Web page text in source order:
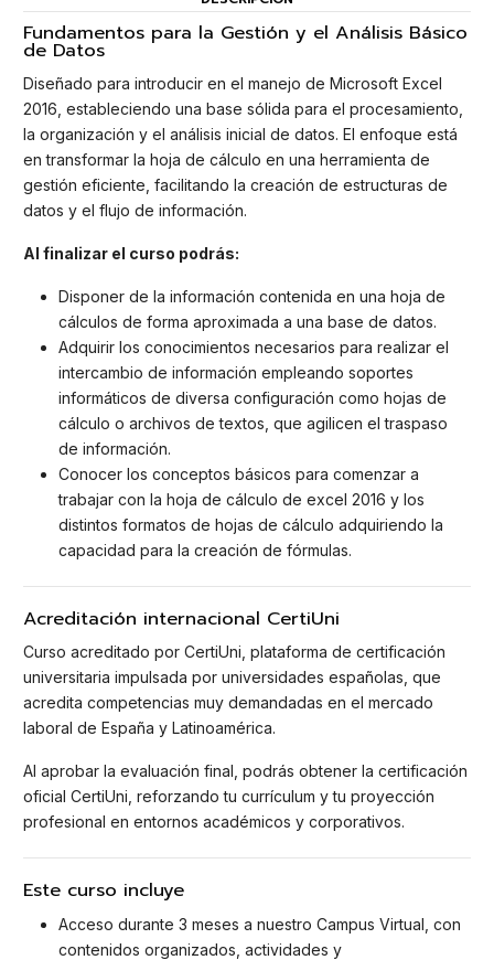
Fundamentos para la Gestión y el Análisis Básico
de Datos
Diseñado para introducir en el manejo de Microsoft Excel
2016, estableciendo una base sólida para el procesamiento,
la organización y el análisis inicial de datos. El enfoque está
en transformar la hoja de cálculo en una herramienta de
gestión eficiente, facilitando la creación de estructuras de
datos y el flujo de información.
Al finalizar el curso podrás:
Disponer de la información contenida en una hoja de
cálculos de forma aproximada a una base de datos.
Adquirir los conocimientos necesarios para realizar el
intercambio de información empleando soportes
informáticos de diversa configuración como hojas de
cálculo o archivos de textos, que agilicen el traspaso
de información.
Conocer los conceptos básicos para comenzar a
trabajar con la hoja de cálculo de excel 2016 y los
distintos formatos de hojas de cálculo adquiriendo la
capacidad para la creación de fórmulas.
Acreditación internacional CertiUni
Curso acreditado por CertiUni, plataforma de certificación
universitaria impulsada por universidades españolas, que
acredita competencias muy demandadas en el mercado
laboral de España y Latinoamérica.
Al aprobar la evaluación final, podrás obtener la certificación
oficial CertiUni, reforzando tu currículum y tu proyección
profesional en entornos académicos y corporativos.
Este curso incluye
Acceso durante 3 meses a nuestro Campus Virtual, con
contenidos organizados, actividades y